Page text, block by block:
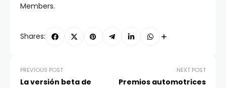
Members.
Shares:
PREVIOUS POST
La versión beta de
NEXT POST
Premios automotrices